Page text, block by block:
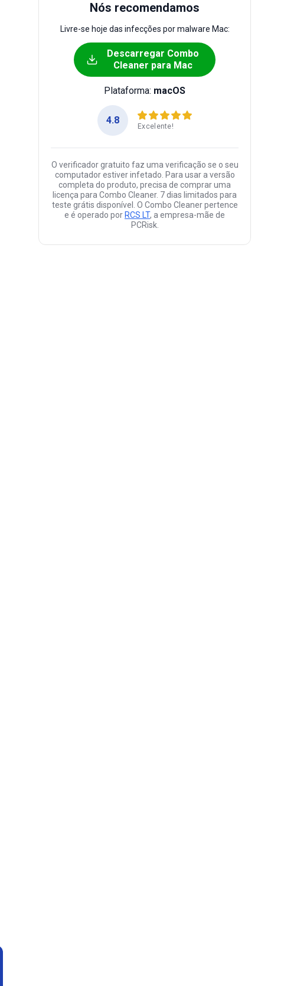
Nós recomendamos
Livre-se hoje das infecções por malware Mac:
Descarregar Combo
Cleaner para Mac
Plataforma: macOS
4.8
Excelente!
O verificador gratuito faz uma verificação se o seu
computador estiver infetado. Para usar a versão
completa do produto, precisa de comprar uma
licença para Combo Cleaner. 7 dias limitados para
teste grátis disponível. O Combo Cleaner pertence
e é operado por RCS LT, a empresa-mãe de
PCRisk.